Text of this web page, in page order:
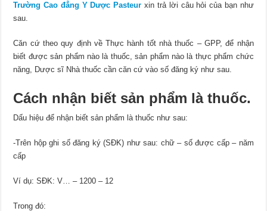
Trường Cao đẳng Y Dược Pasteur xin trả lời câu hỏi của bạn như
sau.
Căn cứ theo quy định về Thực hành tốt nhà thuốc – GPP, để nhận
biết được sản phẩm nào là thuốc, sản phẩm nào là thực phẩm chức
năng, Dược sĩ Nhà thuốc cần căn cứ vào số đăng ký như sau.
Cách nhận biết sản phẩm là thuốc.
Dấu hiệu để nhận biết sản phẩm là thuốc như sau:
-Trên hộp ghi số đăng ký (SĐK) như sau: chữ – số được cấp – năm
cấp
Ví dụ: SĐK: V… – 1200 – 12
Trong đó: